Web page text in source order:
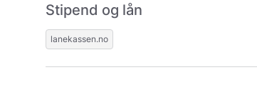
Stipend og lån
lanekassen.no